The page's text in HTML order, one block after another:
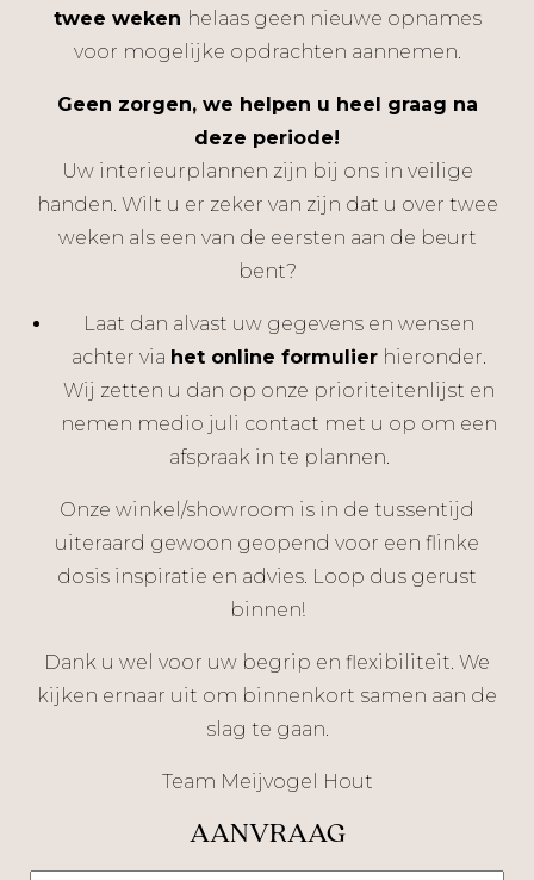
twee weken helaas geen nieuwe opnames
voor mogelijke opdrachten aannemen.
Geen zorgen, we helpen u heel graag na
deze periode!
Uw interieurplannen zijn bij ons in veilige
handen. Wilt u er zeker van zijn dat u over twee
weken als een van de eersten aan de beurt
bent?
Laat dan alvast uw gegevens en wensen
achter via het online formulier hieronder.
Wij zetten u dan op onze prioriteitenlijst en
nemen medio juli contact met u op om een
afspraak in te plannen.
Onze winkel/showroom is in de tussentijd
uiteraard gewoon geopend voor een flinke
dosis inspiratie en advies. Loop dus gerust
binnen!
Dank u wel voor uw begrip en flexibiliteit. We
kijken ernaar uit om binnenkort samen aan de
slag te gaan.
Team Meijvogel Hout
AANVRAAG